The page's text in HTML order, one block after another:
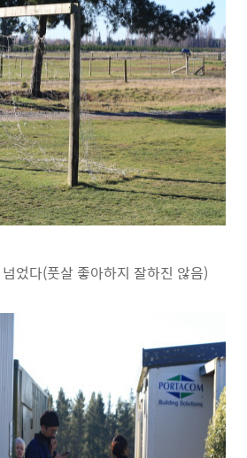
었다(풋살 좋아하지 잘하진 않음)